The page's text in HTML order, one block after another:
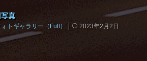
真
トギャラリー（Full）
2023年2月2日